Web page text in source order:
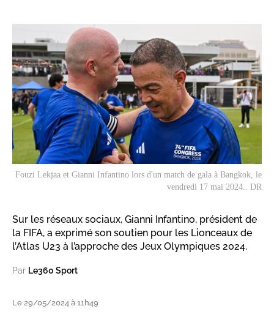
Fouzi Lekjaa et Gianni Infantino lors d'un match de gala à Bangkok, le
vendredi 17 mai 2024.. DR
Sur les réseaux sociaux, Gianni Infantino, président de
la FIFA, a exprimé son soutien pour les Lionceaux de
l’Atlas U23 à l’approche des Jeux Olympiques 2024.
Par Le360 Sport
Le 29/05/2024 à 11h49